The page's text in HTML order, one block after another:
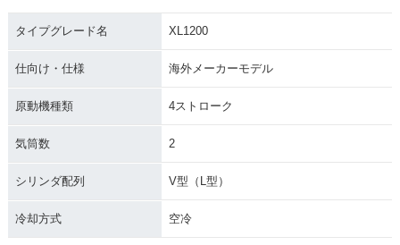
タイプグレード名 XL1200
仕向け・仕様 海外メーカーモデル
原動機種類 4ストローク
気筒数 2
シリンダ配列 V型（L型）
冷却方式 空冷